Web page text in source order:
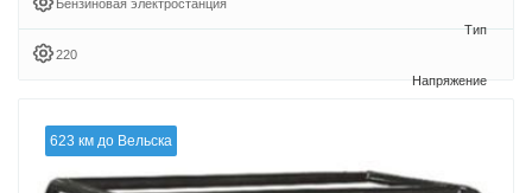
Бензиновая электростанция
220
623 км до Вельска